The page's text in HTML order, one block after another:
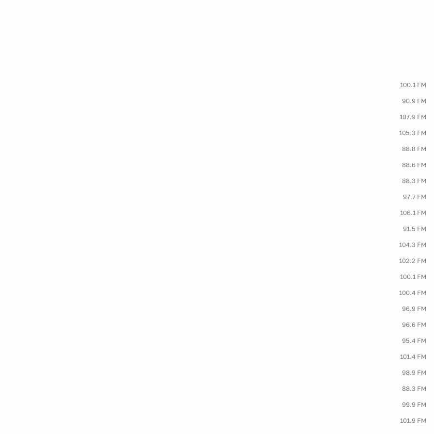
100.1 FM
90.9 FM
107.9 FM
105.3 FM
88.8 FM
88.6 FM
88.3 FM
97.7 FM
106.1 FM
91.5 FM
104.3 FM
102.2 FM
100.1 FM
100.4 FM
96.9 FM
96.6 FM
95.4 FM
101.4 FM
98.9 FM
88.3 FM
99.9 FM
101.9 FM